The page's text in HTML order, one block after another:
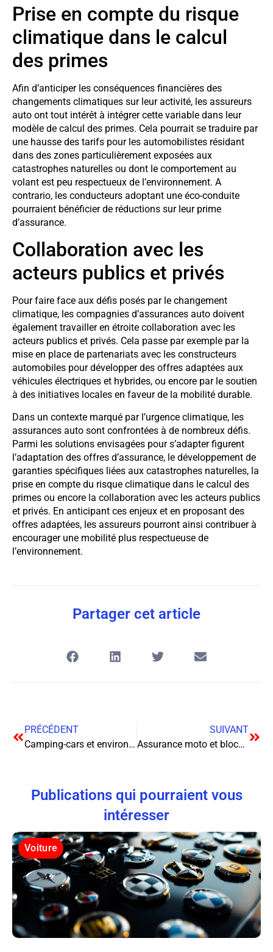
Prise en compte du risque
climatique dans le calcul
des primes
Afin d’anticiper les conséquences financières des
changements climatiques sur leur activité, les assureurs
auto ont tout intérêt à intégrer cette variable dans leur
modèle de calcul des primes. Cela pourrait se traduire par
une hausse des tarifs pour les automobilistes résidant
dans des zones particulièrement exposées aux
catastrophes naturelles ou dont le comportement au
volant est peu respectueux de l’environnement. A
contrario, les conducteurs adoptant une éco-conduite
pourraient bénéficier de réductions sur leur prime
d’assurance.
Collaboration avec les
acteurs publics et privés
Pour faire face aux défis posés par le changement
climatique, les compagnies d’assurances auto doivent
également travailler en étroite collaboration avec les
acteurs publics et privés. Cela passe par exemple par la
mise en place de partenariats avec les constructeurs
automobiles pour développer des offres adaptées aux
véhicules électriques et hybrides, ou encore par le soutien
à des initiatives locales en faveur de la mobilité durable.
Dans un contexte marqué par l’urgence climatique, les
assurances auto sont confrontées à de nombreux défis.
Parmi les solutions envisagées pour s’adapter figurent
l’adaptation des offres d’assurance, le développement de
garanties spécifiques liées aux catastrophes naturelles, la
prise en compte du risque climatique dans le calcul des
primes ou encore la collaboration avec les acteurs publics
et privés. En anticipant ces enjeux et en proposant des
offres adaptées, les assureurs pourront ainsi contribuer à
encourager une mobilité plus respectueuse de
l’environnement.
Partager cet article
PRÉCÉDENT
Camping-cars et environnement : impacts et solutions pour un tourisme durable
SUIVANT
Assurance moto et blockchain : une révolution en marche
Publications qui pourraient vous
intéresser
Voiture